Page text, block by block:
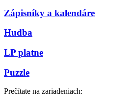
Zápisníky a kalendáre
Hudba
LP platne
Puzzle
Prečítate na zariadeniach: